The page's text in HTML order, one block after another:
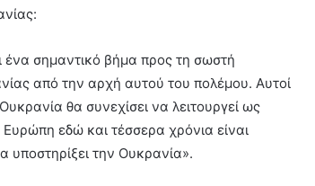
ένα σημαντικό βήμα προς τη σωστή
από την αρχή αυτού του πολέμου. Αυτοί
θα συνεχίσει να λειτουργεί ως
Ευρώπη εδώ και τέσσερα χρόνια είναι
υποστηρίξει την Ουκρανία».